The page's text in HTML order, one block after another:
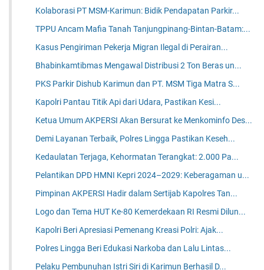
Kolaborasi PT MSM-Karimun: Bidik Pendapatan Parkir...
TPPU Ancam Mafia Tanah Tanjungpinang-Bintan-Batam:...
Kasus Pengiriman Pekerja Migran Ilegal di Perairan...
Bhabinkamtibmas Mengawal Distribusi 2 Ton Beras un...
PKS Parkir Dishub Karimun dan PT. MSM Tiga Matra S...
Kapolri Pantau Titik Api dari Udara, Pastikan Kesi...
Ketua Umum AKPERSI Akan Bersurat ke Menkominfo Des...
Demi Layanan Terbaik, Polres Lingga Pastikan Keseh...
Kedaulatan Terjaga, Kehormatan Terangkat: 2.000 Pa...
Pelantikan DPD HMNI Kepri 2024–2029: Keberagaman u...
Pimpinan AKPERSI Hadir dalam Sertijab Kapolres Tan...
Logo dan Tema HUT Ke-80 Kemerdekaan RI Resmi Dilun...
Kapolri Beri Apresiasi Pemenang Kreasi Polri: Ajak...
Polres Lingga Beri Edukasi Narkoba dan Lalu Lintas...
Pelaku Pembunuhan Istri Siri di Karimun Berhasil D...